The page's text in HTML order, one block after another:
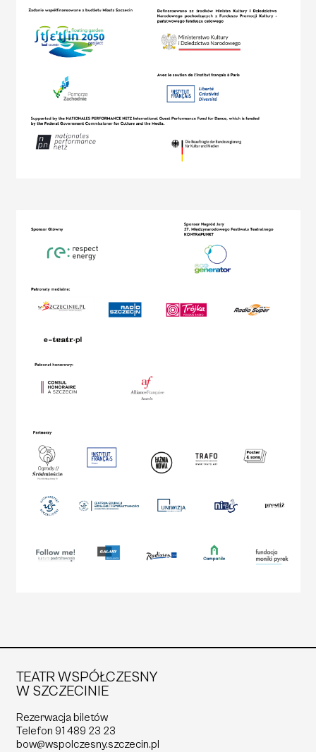
TEATR WSPÓŁCZESNY
W SZCZECINIE
Rezerwacja biletów
Telefon 91 489 23 23
bow@wspolczesny.szczecin.pl